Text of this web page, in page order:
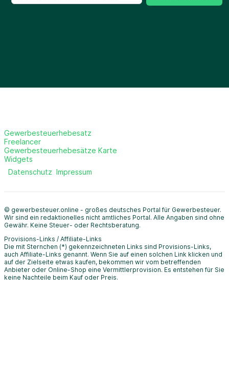
Gewerbesteuerhebesatz
Freelancer
Gewerbesteuerhebesätze Karte
Widgets
Datenschutz Impressum
© gewerbesteuer.online - großes deutsches Portal für Gewerbesteuer.
Wir sind ein redaktionelles nicht amtliches Portal. Alle Angaben sind ohne
Gewähr. Keine Steuer- oder Rechtsberatung.
Provisions-Links / Affiliate-Links
Die mit Sternchen (*) gekennzeichneten Links sind Provisions-Links,
auch Affiliate-Links genannt. Wenn Sie auf einen solchen Link klicken und
auf der Zielseite etwas kaufen, bekommen wir vom betreffenden
Anbieter oder Online-Shop eine Vermittlerprovision. Es entstehen für Sie
keine Nachteile beim Kauf oder Preis.